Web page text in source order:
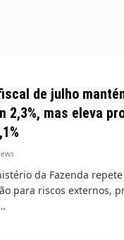
de julho
2,3%, mas eleva
da Fazenda
para riscos externos,